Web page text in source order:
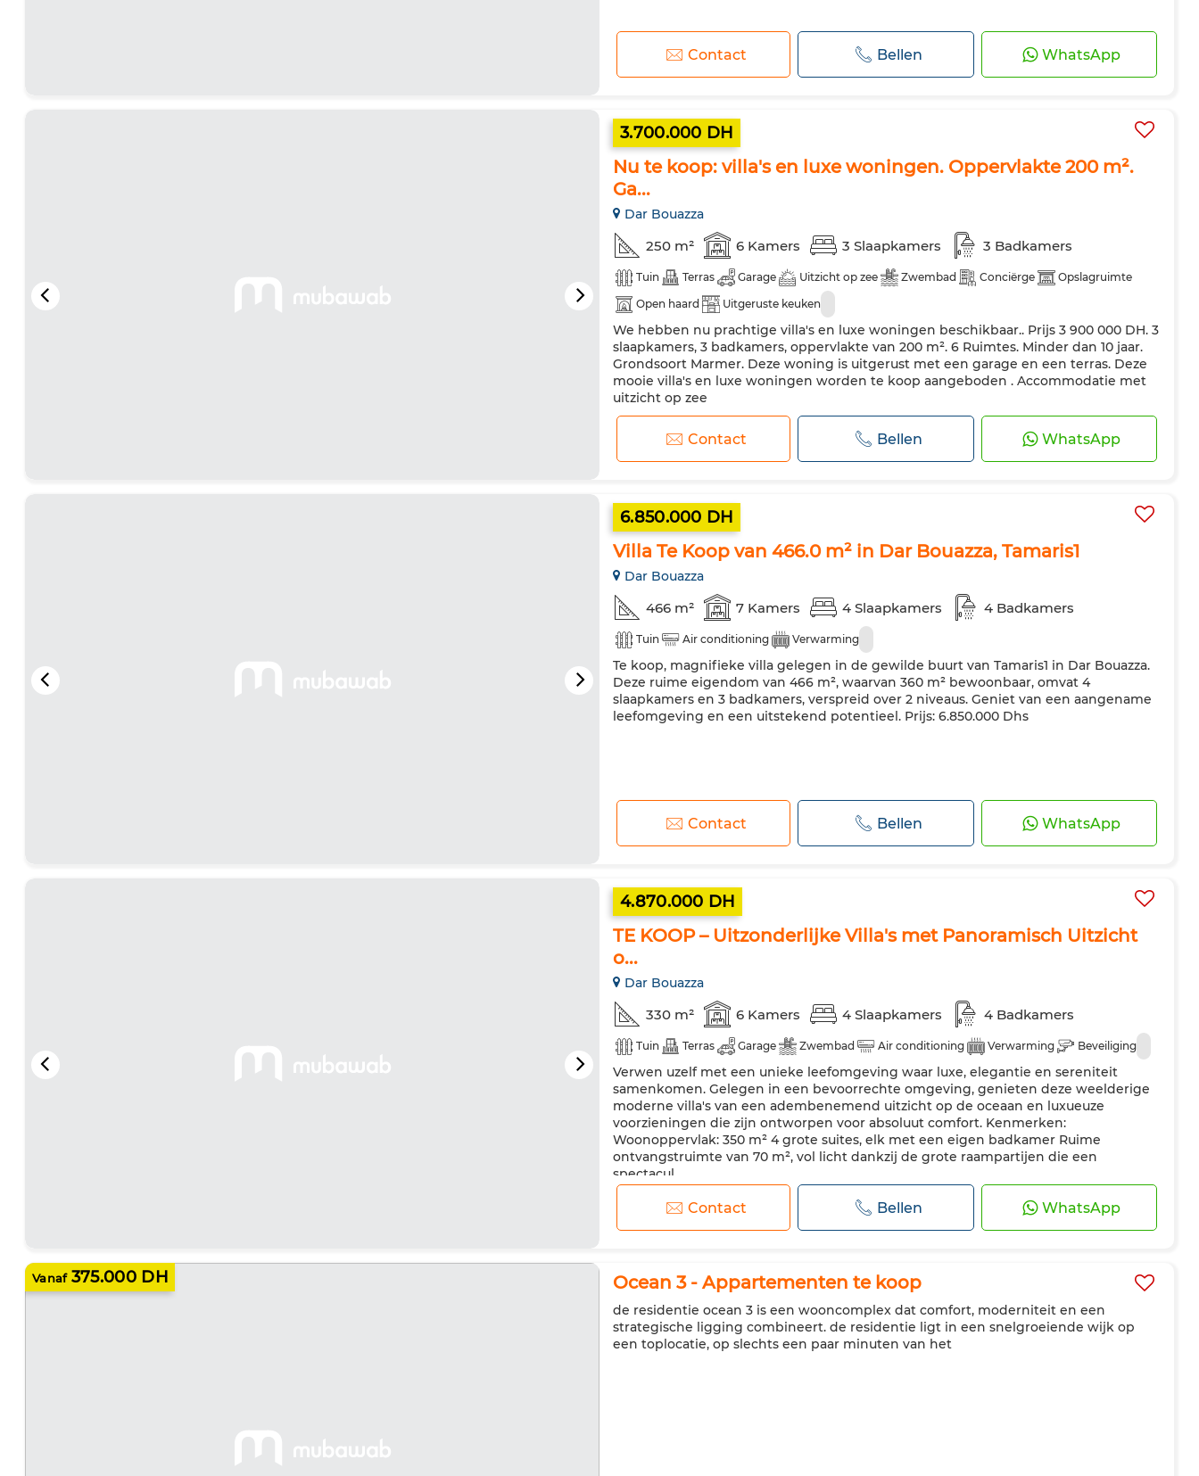
Contact Bellen WhatsApp
3.700.000 DH
Nu te koop: villa's en luxe woningen. Oppervlakte 200 m².
Ga...
Dar Bouazza
250 m² 6 Kamers 3 Slaapkamers 3 Badkamers
Tuin Terras Garage Uitzicht op zee Zwembad Conciërge
Opslagruimte
Open haard
Uitgeruste keuken
We hebben nu prachtige villa's en luxe woningen beschikbaar.. Prijs 3 900 000 DH. 3
slaapkamers, 3 badkamers, oppervlakte van 200 m². 6 Ruimtes. Minder dan 10 jaar.
Grondsoort Marmer. Deze woning is uitgerust met een garage en een terras. Deze
mooie villa's en luxe woningen worden te koop aangeboden . Accommodatie met
uitzicht op zee
Contact Bellen WhatsApp
6.850.000 DH
Villa Te Koop van 466.0 m² in Dar Bouazza, Tamaris1
Dar Bouazza
466 m² 7 Kamers 4 Slaapkamers 4 Badkamers
Tuin Air conditioning Verwarming
Te koop, magnifieke villa gelegen in de gewilde buurt van Tamaris1 in Dar Bouazza.
Deze ruime eigendom van 466 m², waarvan 360 m² bewoonbaar, omvat 4
slaapkamers en 3 badkamers, verspreid over 2 niveaus. Geniet van een aangename
leefomgeving en een uitstekend potentieel. Prijs: 6.850.000 Dhs
Contact Bellen WhatsApp
4.870.000 DH
TE KOOP – Uitzonderlijke Villa's met Panoramisch Uitzicht
o...
Dar Bouazza
330 m² 6 Kamers 4 Slaapkamers 4 Badkamers
Tuin Terras Garage Zwembad Air conditioning Verwarming Beveiliging
Verwen uzelf met een unieke leefomgeving waar luxe, elegantie en sereniteit
samenkomen. Gelegen in een bevoorrechte omgeving, genieten deze weelderige
moderne villa's van een adembenemend uitzicht op de oceaan en luxueuze
voorzieningen die zijn ontworpen voor absoluut comfort. Kenmerken:
Woonoppervlak: 350 m² 4 grote suites, elk met een eigen badkamer Ruime
ontvangstruimte van 70 m², vol licht dankzij de grote raampartijen die een
spectacul...
Contact Bellen WhatsApp
Vanaf 375.000 DH Ocean 3 - Appartementen te koop
de residentie ocean 3 is een wooncomplex dat comfort, moderniteit en een
strategische ligging combineert. de residentie ligt in een snelgroeiende wijk op
een toplocatie, op slechts een paar minuten van het